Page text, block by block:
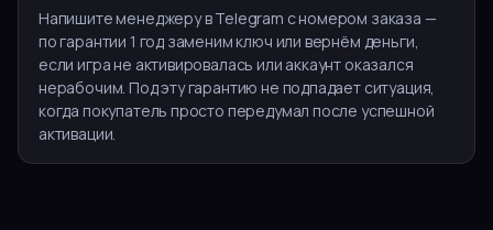
Напишите менеджеру в Telegram с номером заказа —
по гарантии 1 год заменим ключ или вернём деньги,
если игра не активировалась или аккаунт оказался
нерабочим. Под эту гарантию не подпадает ситуация,
когда покупатель просто передумал после успешной
активации.